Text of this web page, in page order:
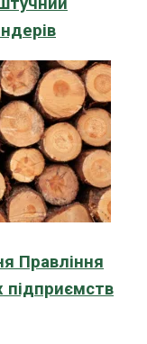
Правління
підприємств